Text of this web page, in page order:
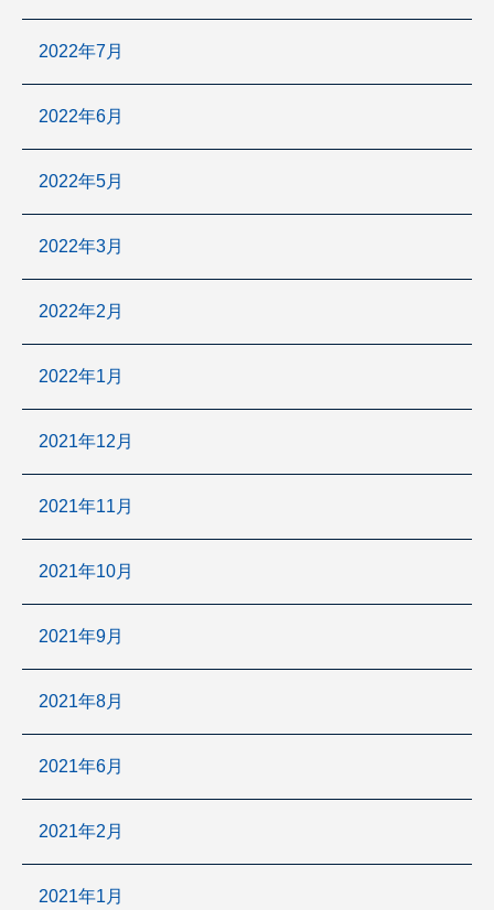
2022年7月
2022年6月
2022年5月
2022年3月
2022年2月
2022年1月
2021年12月
2021年11月
2021年10月
2021年9月
2021年8月
2021年6月
2021年2月
2021年1月